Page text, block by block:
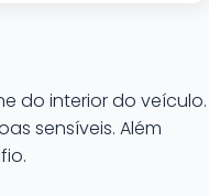
do interior do veículo.
sensíveis. Além